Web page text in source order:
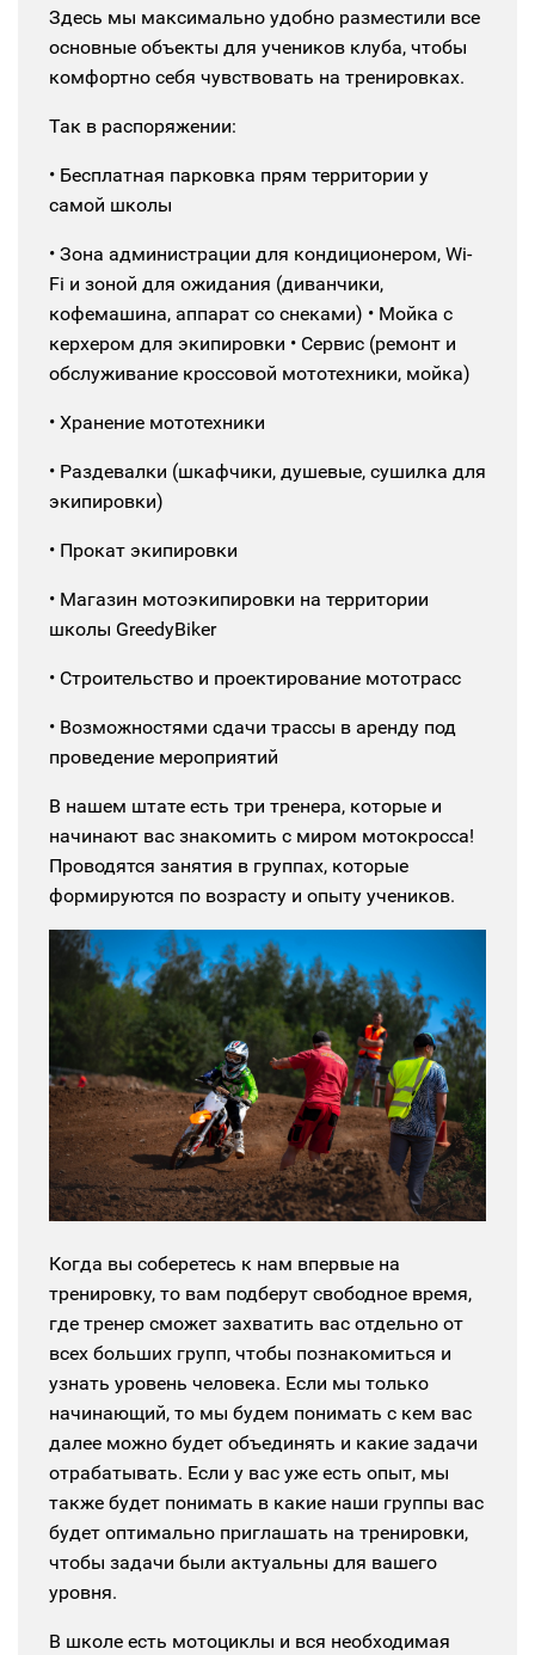
Здесь мы максимально удобно разместили все
основные объекты для учеников клуба, чтобы
комфортно себя чувствовать на тренировках.
Так в распоряжении:
• Бесплатная парковка прям территории у
самой школы
• Зона администрации для кондиционером, Wi-
Fi и зоной для ожидания (диванчики,
кофемашина, аппарат со снеками) • Мойка с
керхером для экипировки • Сервис (ремонт и
обслуживание кроссовой мототехники, мойка)
• Хранение мототехники
• Раздевалки (шкафчики, душевые, сушилка для
экипировки)
• Прокат экипировки
• Магазин мотоэкипировки на территории
школы GrеedyBiker
• Строительство и проектирование мототрасс
• Возможностями сдачи трассы в аренду под
проведение мероприятий
В нашем штате есть три тренера, которые и
начинают вас знакомить с миром мотокросса!
Проводятся занятия в группах, которые
формируются по возрасту и опыту учеников.
Когда вы соберетесь к нам впервые на
тренировку, то вам подберут свободное время,
где тренер сможет захватить вас отдельно от
всех больших групп, чтобы познакомиться и
узнать уровень человека. Если мы только
начинающий, то мы будем понимать с кем вас
далее можно будет объединять и какие задачи
отрабатывать. Если у вас уже есть опыт, мы
также будет понимать в какие наши группы вас
будет оптимально приглашать на тренировки,
чтобы задачи были актуальны для вашего
уровня.
В школе есть мотоциклы и вся необходимая